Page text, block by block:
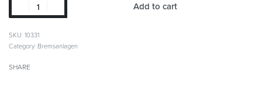
Add to cart
SKU: 10331
Category: Bremsanlagen
SHARE